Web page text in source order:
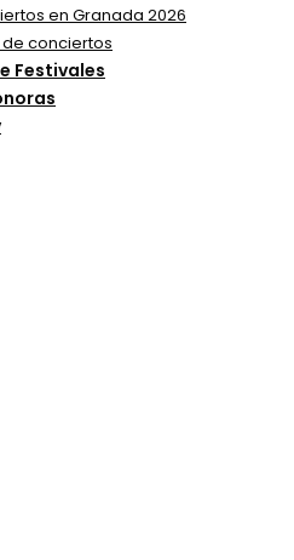
en Granada 2026
de conciertos
Festivales